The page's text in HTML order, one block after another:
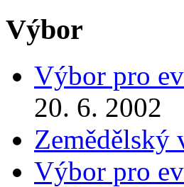
Výbor
Výbor pro
20. 6. 2002
Zemědělský
Výbor pro